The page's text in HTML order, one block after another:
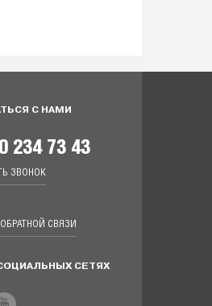
С НАМИ
234 73 43
ЗВОНОК
СВЯЗИ
СЕТЯХ